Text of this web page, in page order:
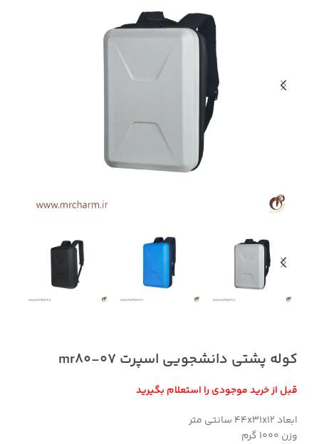
کوله پشتی دانشجویی اسپرت mr80-07
قبل از خرید موجودی را استعلام بگیرید
ابعاد 44x31x12 سانتی متر
وزن ۱۰۰۰ گرم